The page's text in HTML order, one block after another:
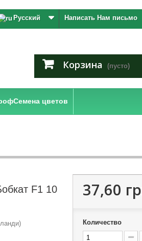
Написать Нам письмо
Русский
Корзина (пусто)
цветов
F1 10
37,60
Количество